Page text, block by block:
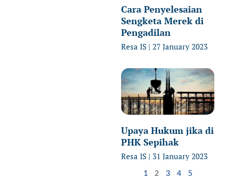
Cara Penyelesaian
Sengketa Merek di
Pengadilan
Resa IS 27 January 2023
Upaya Hukum jika di
PHK Sepihak
Resa IS 31 January 2023
1 2 3 4 5